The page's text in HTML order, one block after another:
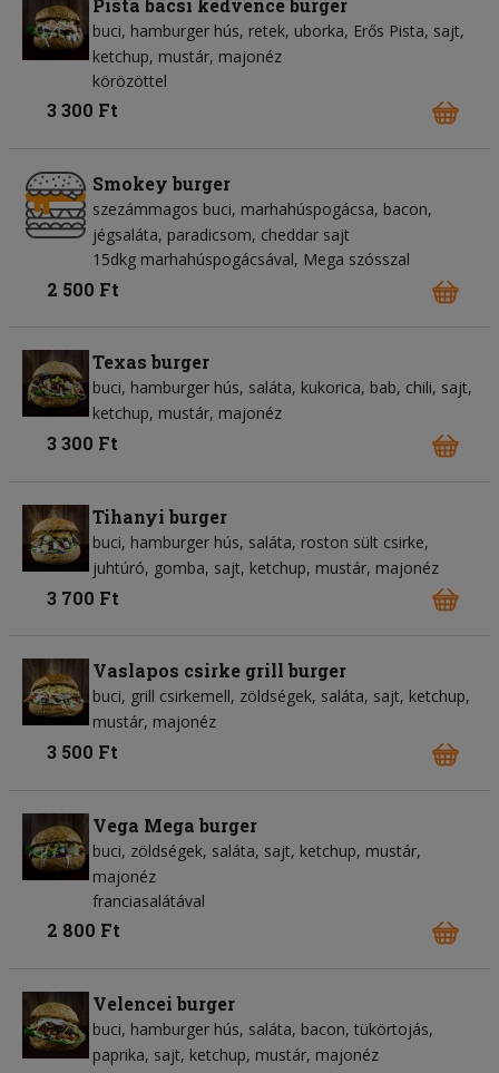
buci hamburger hús retek uborka Erős Pista sajt
ketchup mustár majonéz
körözöttel
3 300 Ft
Smokey burger
szezámmagos buci marhahúspogácsa bacon
jégsaláta paradicsom cheddar sajt
15dkg marhahúspogácsával, Mega szósszal
2 500 Ft
Texas burger
buci hamburger hús saláta kukorica bab chili sajt
ketchup mustár majonéz
3 300 Ft
Tihanyi burger
buci hamburger hús saláta roston sült csirke
juhtúró gomba sajt ketchup mustár majonéz
3 700 Ft
Vaslapos csirke grill burger
buci grill csirkemell zöldségek saláta sajt ketchup
mustár majonéz
3 500 Ft
Vega Mega burger
buci zöldségek saláta sajt ketchup mustár
majonéz
franciasalátával
2 800 Ft
Velencei burger
buci hamburger hús saláta bacon tükörtojás
paprika sajt ketchup mustár majonéz